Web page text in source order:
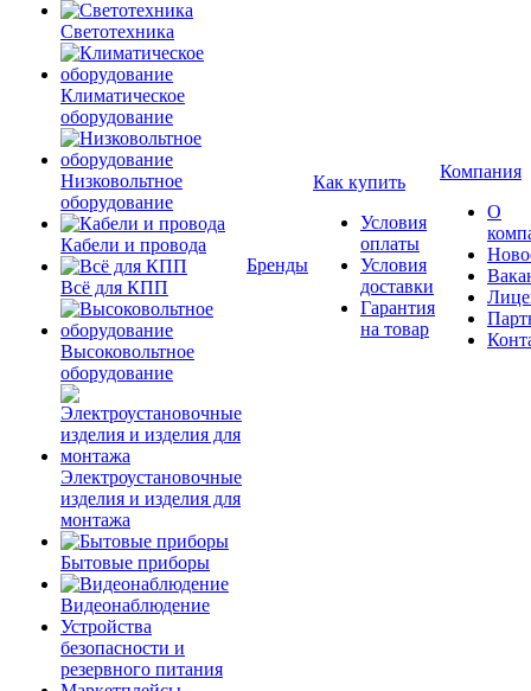
Светотехника
Климатическое
оборудование
Низковольтное
оборудование
Кабели и провода
Всё для КПП
Высоковольтное
оборудование
Электроустановочные
изделия и изделия для
монтажа
Бытовые приборы
Видеонаблюдение
Устройства
безопасности и
резервного питания
Бренды
Как купить
Условия
оплаты
Условия
доставки
Гарантия
на товар
Компания
О